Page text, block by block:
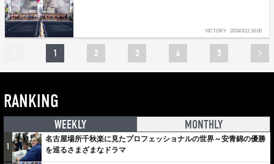
VICTORY 2024/3/12 10:00
1 2 3 4 5
RANKING
WEEKLY MONTHLY
1
名古屋場所千秋楽に見たプロフェッショナルの世界～安青錦の優勝
を巡るさまざまなドラマ